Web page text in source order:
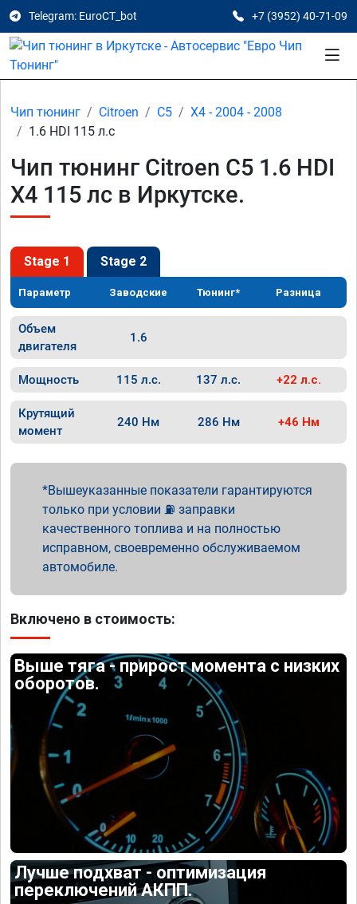
Telegram: EuroCT_bot +7 (3952) 40-71-09
Чип тюнинг Citroen C5
X4 - 2004 - 2008
1.6 HDI 115 л.с
Чип тюнинг Citroen C5 1.6 HDI
X4 115 лс в Иркутске.
Stage 1 Stage 2
Параметр Заводские Тюнинг* Разница
Объем
двигателя
1.6
Мощность 115 л.с. 137 л.с. +22 л.с.
Крутящий
момент
240 Нм 286 Нм +46 Нм
Вышеуказанные показатели гарантируются
только при условии ⛽ заправки
качественного топлива и на полностью
исправном, своевременно обслуживаемом
автомобиле.
Включено в стоимость:
Выше тяга - прирост момента с низких
оборотов.
Лучше подхват - оптимизация
переключений АКПП.